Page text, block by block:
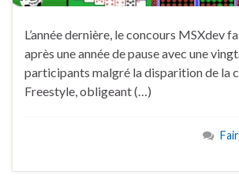
L’année dernière, le concours MSXdev
après une année de pause avec une
participants malgré la disparition de la
Freestyle, obligeant (…)